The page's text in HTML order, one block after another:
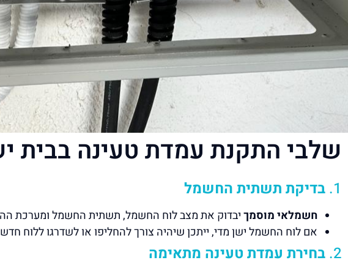
שלבי התקנת עמדת טעינה בבית
1. בדיקת תשתית החשמל
חשמלאי מוסמךיבדוק את מצב לוח החשמל, תשתית החשמל ומערכת
אם לוח החשמל ישן מדי, ייתכן שיהיה צורך להחליפו או לשדרגו ללוח
2. בחירת עמדת טעינה מתאימה